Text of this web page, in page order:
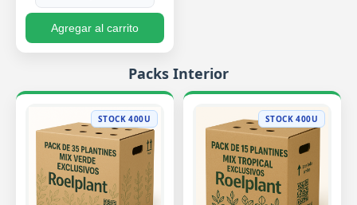
Agregar al carrito
Packs Interior
STOCK 400U STOCK 400U